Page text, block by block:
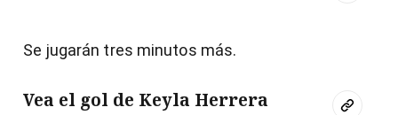
Se jugarán tres minutos más.
Vea el gol de Keyla Herrera